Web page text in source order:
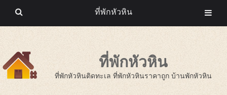
ที่พักหัวหิน
ที่พักหัวหินติดทะเล ที่พักหัวหินราคาถูก บ้านพักหัวหิน
ที่พักหัวหิน